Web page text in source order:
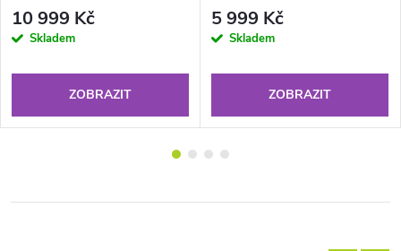
10 999 Kč
Skladem
ZOBRAZIT
5 999 Kč
Skladem
ZOBRAZIT